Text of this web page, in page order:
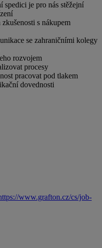
spedici je pro nás stěžejní
s nákupem
se zahraničními kolegy
rozvojem
procesy
pracovat pod tlakem
dovednosti
www.grafton.cz/cs/job-